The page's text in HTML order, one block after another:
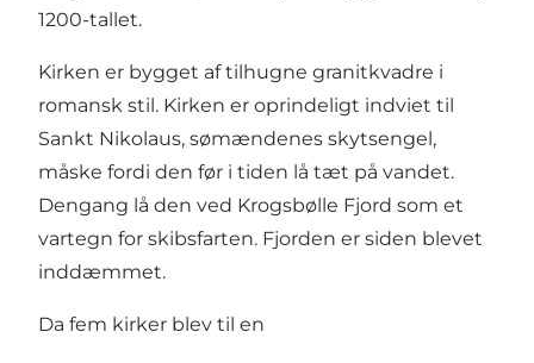
1200-tallet.
Kirken er bygget af tilhugne granitkvadre i
romansk stil. Kirken er oprindeligt indviet til
Sankt Nikolaus, sømændenes skytsengel,
måske fordi den før i tiden lå tæt på vandet.
Dengang lå den ved Krogsbølle Fjord som et
vartegn for skibsfarten. Fjorden er siden blevet
inddæmmet.
Da fem kirker blev til en